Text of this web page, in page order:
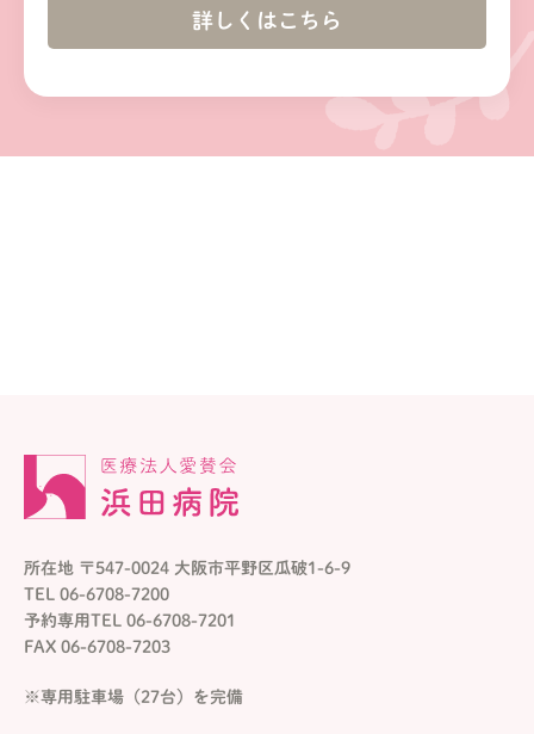
詳しくはこちら
所在地 〒547-0024 大阪市平野区瓜破1-6-9
TEL 06-6708-7200
予約専用TEL 06-6708-7201
FAX 06-6708-7203
※専用駐車場（27台）を完備